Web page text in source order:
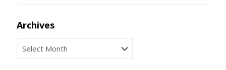
Archives